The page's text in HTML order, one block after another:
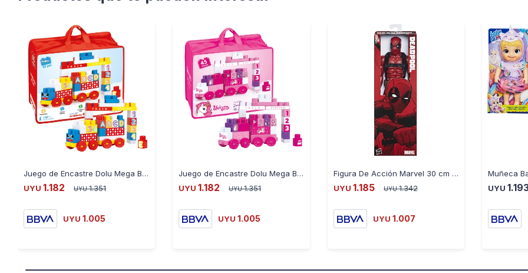
Juego de Encastre Dolu Mega Blocks Tren 45 Piezas
UYU 1.182 UYU 1.351
UYU 1.005
Juego de Encastre Dolu Mega Block Unicornio 45 Piezas
UYU 1.182 UYU 1.351
UYU 1.005
Figura De Acción Marvel 30 cm Deadpool
UYU 1.185 UYU 1.342
UYU 1.007
UYU